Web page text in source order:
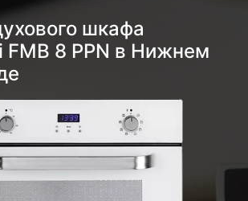
шкафа
FMB 8 PPN в Нижнем